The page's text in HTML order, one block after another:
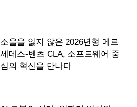
소울을 잃지 않은 2026년형 메르
세데스-벤츠 CLA, 소프트웨어 중
심의 혁신을 만나다